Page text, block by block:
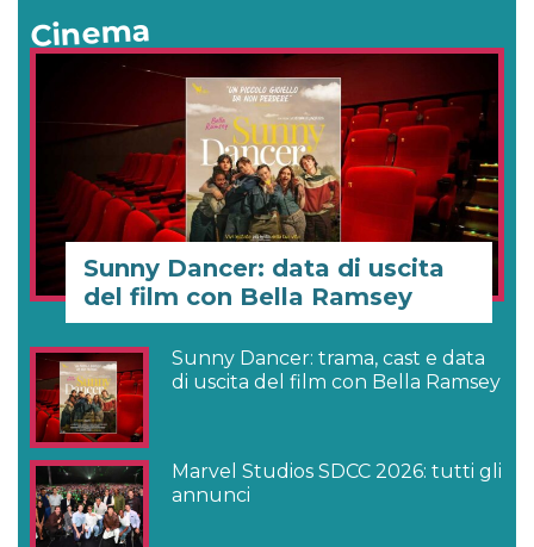
Cinema
Sunny Dancer: data di uscita
del film con Bella Ramsey
Sunny Dancer: trama, cast e data
di uscita del film con Bella Ramsey
Marvel Studios SDCC 2026: tutti gli
annunci